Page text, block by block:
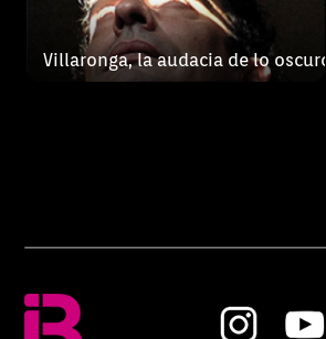
Villaronga, la audacia de lo oscuro